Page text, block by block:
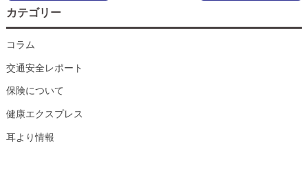
カテゴリー
コラム
交通安全レポート
保険について
健康エクスプレス
耳より情報